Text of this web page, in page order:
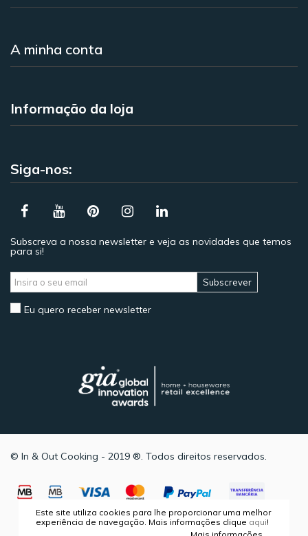
A minha conta
Informação da loja
Siga-nos:
Subscreva a nossa newsletter e veja as novidades que temos
para si!
Subscrever
Eu quero receber newsletter
© In & Out Cooking - 2019 ®. Todos direitos reservados.
Este site utiliza cookies para lhe proporcionar uma melhor
experiência de navegação. Mais informações clique aqui!